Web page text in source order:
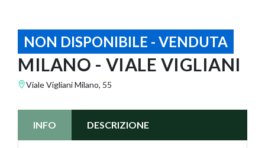
NON DISPONIBILE - VENDUTA
MILANO - VIALE VIGLIANI
Viale Vigliani Milano, 55
INFO DESCRIZIONE